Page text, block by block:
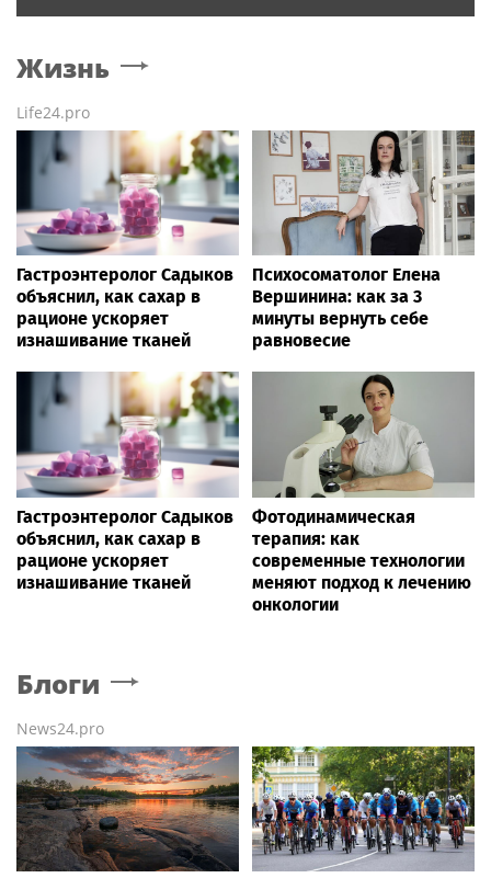
Жизнь
Life24.pro
Гастроэнтеролог Садыков
объяснил, как сахар в
рационе ускоряет
изнашивание тканей
Психосоматолог Елена
Вершинина: как за 3
минуты вернуть себе
равновесие
Гастроэнтеролог Садыков
объяснил, как сахар в
рационе ускоряет
изнашивание тканей
Фотодинамическая
терапия: как
современные технологии
меняют подход к лечению
онкологии
Блоги
News24.pro